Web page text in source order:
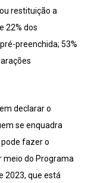
restituição a
22% dos
preenchida; 53%
declarar o
se enquadra
fazer o
meio do Programa
2023, que está